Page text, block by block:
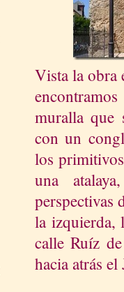
Vista la obra
muralla que
con un
los
una
perspectivas
la izquierda,
calle Ruíz
hacia atrás